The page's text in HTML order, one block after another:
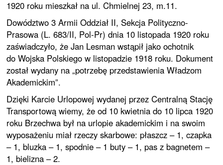
1920 roku mieszkał na ul. Chmielnej 23, m.11.
Dowództwo 3 Armii Oddział II, Sekcja Polityczno-
Prasowa (L. 683/II, Pol-Pr) dnia 10 listopada 1920 roku
zaświadczyło, że Jan Lesman wstąpił jako ochotnik
do Wojska Polskiego w listopadzie 1918 roku. Dokument
został wydany na „potrzebę przedstawienia Władzom
Akademickim”.
Dzięki Karcie Urlopowej wydanej przez Centralną Stację
Transportową wiemy, że od 10 kwietnia do 10 lipca 1920
roku Brzechwa był na urlopie akademickim i na swoim
wyposażeniu miał rzeczy skarbowe: płaszcz – 1, czapka
– 1, bluzka – 1, spodnie – 1 buty – 1, pas z bagnetem –
1, bielizna – 2.